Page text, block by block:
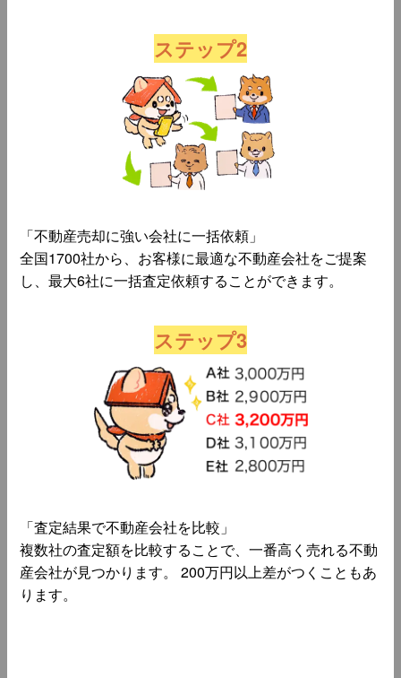
ステップ2
「不動産売却に強い会社に一括依頼」
全国1700社から、お客様に最適な不動産会社をご提案
し、最大6社に一括査定依頼することができます。
ステップ3
「査定結果で不動産会社を比較」
複数社の査定額を比較することで、一番高く売れる不動
産会社が見つかります。 200万円以上差がつくこともあ
ります。